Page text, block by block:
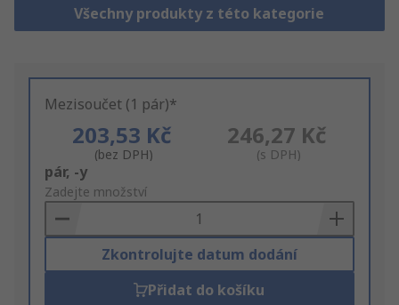
Všechny produkty z této kategorie
Mezisoučet (1 pár)*
203,53 Kč
(bez DPH)
246,27 Kč
(s DPH)
Add
to
Basket
pár, -y
Zadejte množství
Zkontrolujte datum dodání
Přidat do košíku